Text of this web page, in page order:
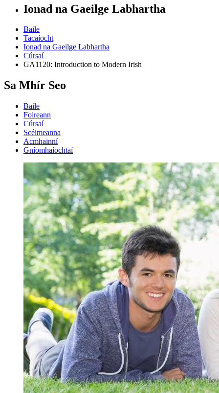
Ionad na Gaeilge Labhartha
Baile
Tacaíocht
Ionad na Gaeilge Labhartha
Cúrsaí
GA1120: Introduction to Modern Irish
Sa Mhír Seo
Baile
Foireann
Cúrsaí
Scéimeanna
Acmhainní
Gníomhaíochtaí